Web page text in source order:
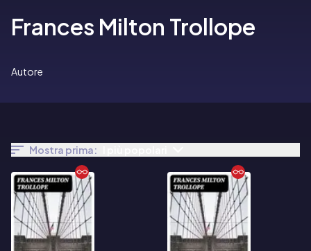
Frances Milton Trollope
Autore
Mostra prima: